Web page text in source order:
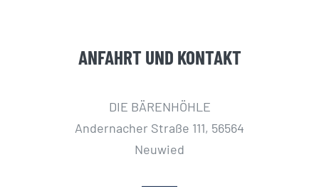
ANFAHRT UND KONTAKT
DIE BÄRENHÖHLE
Andernacher Straße 111, 56564
Neuwied